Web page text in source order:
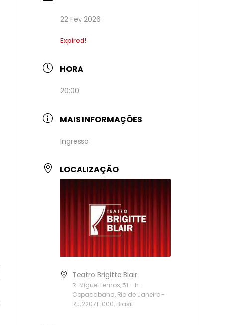
22 Fev 2026
Expired!
HORA
20:00
MAIS INFORMAÇÕES
Ingresso
LOCALIZAÇÃO
Teatro Brigitte Blair
R. Miguel Lemos, 51 - h -
Copacabana, Rio de Janeiro -
RJ, 22071-000, Brasil